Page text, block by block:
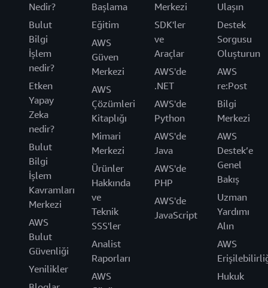
Nedir?
Bulut
Bilgi
İşlem
nedir?
Etken
Yapay
Zeka
nedir?
Bulut
Bilgi
İşlem
Kavramları
Merkezi
AWS
Bulut
Güvenliği
Yenilikler
Başlama
Eğitim
AWS
Güven
Merkezi
AWS
Çözümleri
Kitaplığı
Mimari
Merkezi
Ürünler
Hakkında
ve
Teknik
SSS'ler
Analist
Raporları
AWS
Merkezi
SDK'ler
ve
Araçlar
AWS'de
.NET
AWS'de
Python
AWS'de
Java
AWS'de
PHP
AWS'de
JavaScript
Ulaşın
Destek
Sorgusu
Oluşturun
AWS
re:Post
Bilgi
Merkezi
AWS
Destek’e
Genel
Bakış
Uzman
Yardımı
Alın
AWS
Hukuk